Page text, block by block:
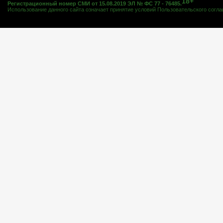
Регистрационный номер СМИ от 15.08.2019 ЭЛ № ФС 77 - 76485.
Использование данного сайта означает принятие условий Пользовательского